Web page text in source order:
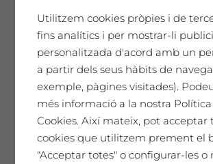
Frederic Amat
65,00€
Utilitzem cookies pròpies i de
fins analítics i per mostrar-li
personalitzada d'acord amb un
a partir dels seus hàbits de
exemple, pàgines visitades).
més informació a la nostra
Cookies. Així mateix, pot acceptar
cookies que utilitzem prement el
"Acceptar totes" o configurar-les o